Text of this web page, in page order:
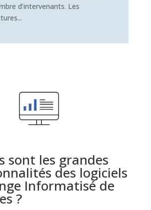
d’intervenants. Les
sont les grandes
des logiciels
Informatisé de
?